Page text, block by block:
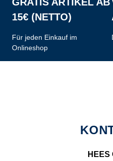
15€ (NETTO)
Für jeden Einkauf im
Onlineshop
HEES